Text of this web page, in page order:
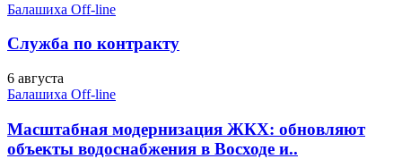
Балашиха Off-line
Служба по контракту
6 августа
Балашиха Off-line
Масштабная модернизация ЖКХ: обновляют
объекты водоснабжения в Восходе и..